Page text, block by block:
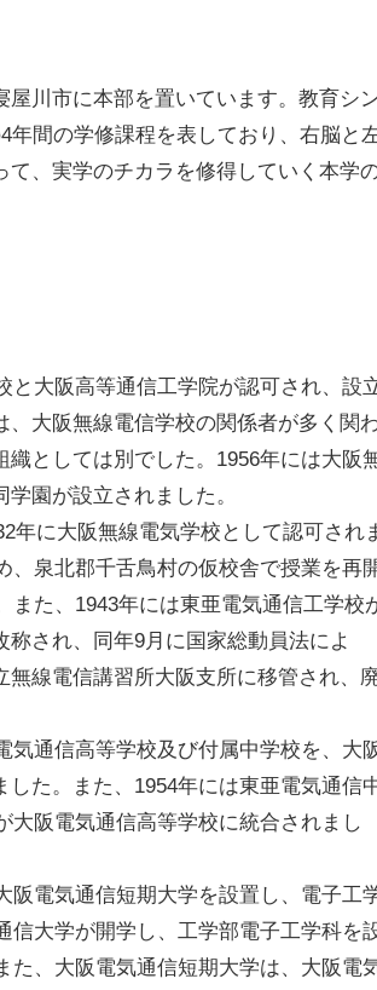
川市に本部を置いています。教育シ
年間の学修課程を表しており、右脳と
て、実学のチカラを修得していく本学
と大阪高等通信工学院が認可され、設
大阪無線電信学校の関係者が多く関
としては別でした。1956年には大阪
園が設立されました。
年に大阪無線電気学校として認可され
、泉北郡千舌鳥村の仮校舎で授業を再
また、1943年には東亜電気通信工学校
され、同年9月に国家総動員法によ
線電信講習所大阪支所に移管され、
気通信高等学校及び付属中学校を、大
た。また、1954年には東亜電気通信
大阪電気通信高等学校に統合されまし
阪電気通信短期大学を設置し、電子工
信大学が開学し、工学部電子工学科を
た、大阪電気通信短期大学は、大阪電